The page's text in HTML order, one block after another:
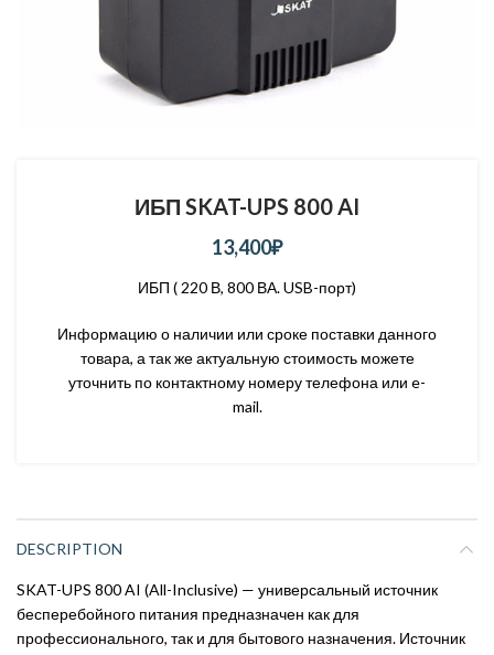
ИБП SKAT-UPS 800 AI
13,400₽
ИБП ( 220 В, 800 ВА. USB-порт)
Информацию о наличии или сроке поставки данного
товара, а так же актуальную стоимость можете
уточнить по контактному номеру телефона или e-
mail.
DESCRIPTION
SKAT-UPS 800 AI (All-Inclusive) — универсальный источник
бесперебойного питания предназначен как для
профессионального, так и для бытового назначения. Источник